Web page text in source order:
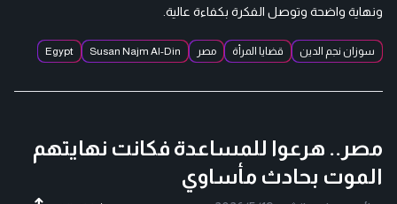
ونهاية واضحة وتوصل الفكرة بكفاءة عالية.
سوزان نجم الدين قضايا المرأة مصر Susan Najm Al-Din
Egypt
مصر.. هرعوا للمساعدة فكانت نهايتهم
الموت بحادث مأساوي